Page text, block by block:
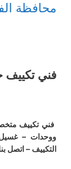
محافظة
فني تكييف
فني تكييف
ووحدات –
التكييف – اتصل